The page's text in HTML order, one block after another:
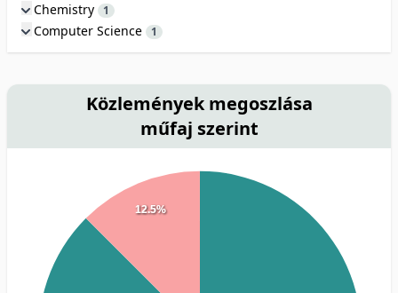
Chemistry 1
Computer Science 1
Közlemények megoszlása
műfaj szerint
12.5%